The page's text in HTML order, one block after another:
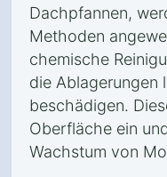
Dachpfannen,
Methoden
chemische
die Ablagerungen
beschädigen.
Oberfläche ein
Wachstum von